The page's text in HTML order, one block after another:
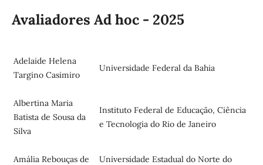
Avaliadores Ad hoc - 2025
Adelaide Helena
Targino Casimiro
Universidade Federal da Bahia
Albertina Maria
Batista de Sousa da
Silva
Instituto Federal de Educação, Ciência
e Tecnologia do Rio de Janeiro
Amália Rebouças de
Universidade Estadual do Norte do